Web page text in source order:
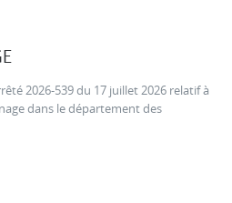
2026-539 du 17 juillet 2026 relatif à
dans le département des